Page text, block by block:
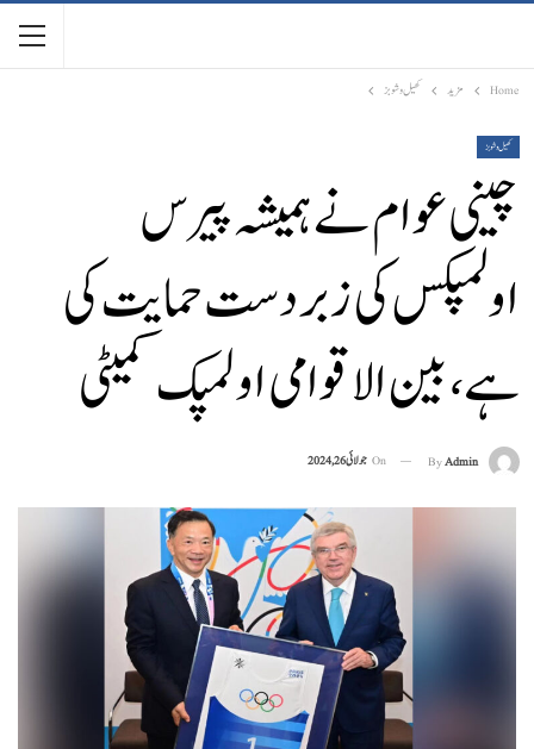
Home مزید کھیل و شوبز
کھیل و شوبز
چینی عوام نے ہمیشہ پیرس
اولمپکس کی زبردست حمایت کی
ہے، بین الاقوامی اولمپک کمیٹی
ByAdmin
On جولائی 26, 2024